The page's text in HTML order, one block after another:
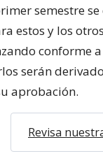
semestre
estos y los
conforme
serán
aprobación.
Revisa